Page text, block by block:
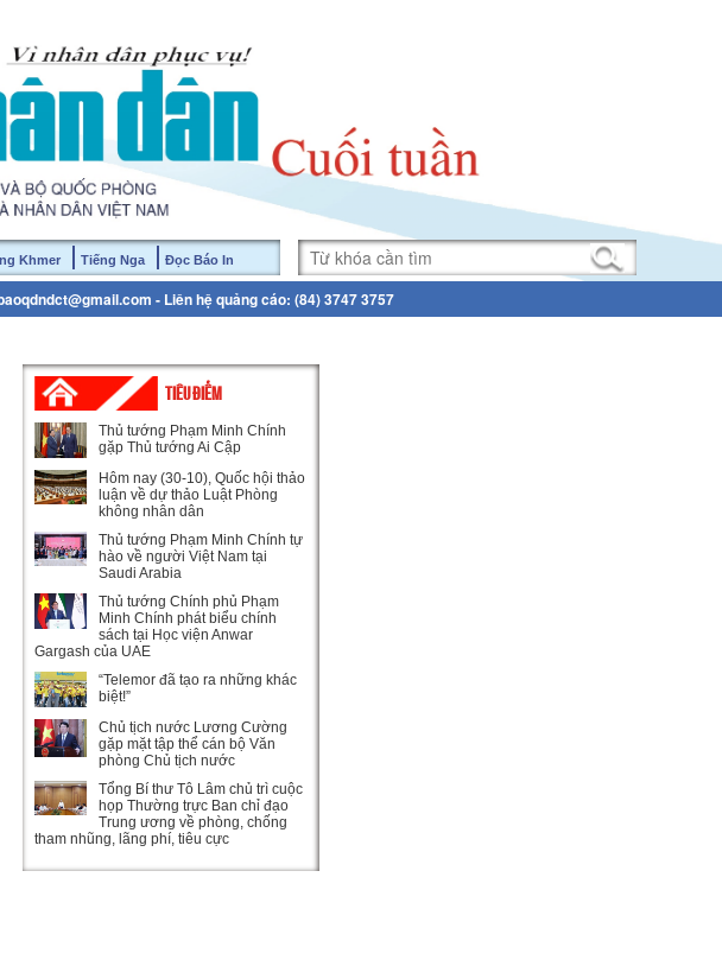
Khmer Tiếng Nga Đọc Báo In
- Liên hệ quảng cáo: (84) 3747 3757
TIÊU ĐIỂM
Thủ tướng Phạm Minh Chính
gặp Thủ tướng Ai Cập
Hôm nay (30-10), Quốc hội thảo
luận về dự thảo Luật Phòng
không nhân dân
Thủ tướng Phạm Minh Chính tự
hào về người Việt Nam tại
Saudi Arabia
Thủ tướng Chính phủ Phạm
Minh Chính phát biểu chính
sách tại Học viện Anwar
Gargash của UAE
“Telemor đã tạo ra những khác
biệt!”
Chủ tịch nước Lương Cường
gặp mặt tập thể cán bộ Văn
phòng Chủ tịch nước
Tổng Bí thư Tô Lâm chủ trì cuộc
họp Thường trực Ban chỉ đạo
Trung ương về phòng, chống
tham nhũng, lãng phí, tiêu cực